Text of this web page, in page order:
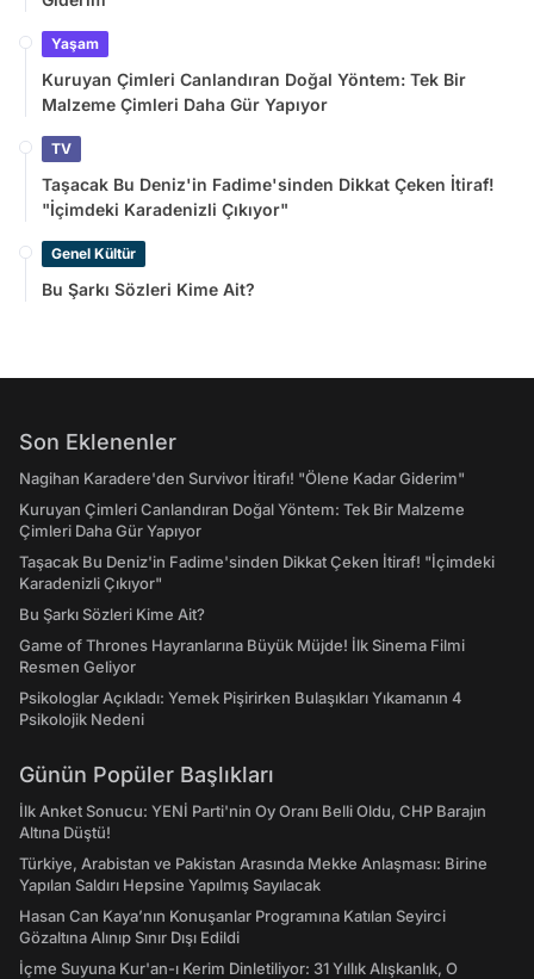
Yaşam
Kuruyan Çimleri Canlandıran Doğal Yöntem: Tek Bir
Malzeme Çimleri Daha Gür Yapıyor
TV
Taşacak Bu Deniz'in Fadime'sinden Dikkat Çeken İtiraf!
"İçimdeki Karadenizli Çıkıyor"
Genel Kültür
Bu Şarkı Sözleri Kime Ait?
Son Eklenenler
Nagihan Karadere'den Survivor İtirafı! "Ölene Kadar Giderim"
Kuruyan Çimleri Canlandıran Doğal Yöntem: Tek Bir Malzeme
Çimleri Daha Gür Yapıyor
Taşacak Bu Deniz'in Fadime'sinden Dikkat Çeken İtiraf! "İçimdeki
Karadenizli Çıkıyor"
Bu Şarkı Sözleri Kime Ait?
Game of Thrones Hayranlarına Büyük Müjde! İlk Sinema Filmi
Resmen Geliyor
Psikologlar Açıkladı: Yemek Pişirirken Bulaşıkları Yıkamanın 4
Psikolojik Nedeni
Günün Popüler Başlıkları
İlk Anket Sonucu: YENİ Parti'nin Oy Oranı Belli Oldu, CHP Barajın
Altına Düştü!
Türkiye, Arabistan ve Pakistan Arasında Mekke Anlaşması: Birine
Yapılan Saldırı Hepsine Yapılmış Sayılacak
Hasan Can Kaya’nın Konuşanlar Programına Katılan Seyirci
Gözaltına Alınıp Sınır Dışı Edildi
İçme Suyuna Kur'an-ı Kerim Dinletiliyor: 31 Yıllık Alışkanlık, O